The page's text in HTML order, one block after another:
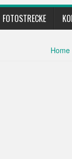
FOTOSTRECKE
Home